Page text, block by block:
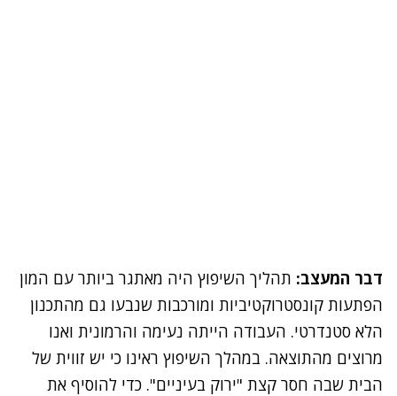
דבר המעצב: תהליך השיפוץ היה מאתגר ביותר עם המון
הפתעות קונסטרוקטיביות ומורכבות שנבעו גם מהתכנון
הלא סטנדרטי. העבודה הייתה נעימה והרמונית ואנו
מרוצים מהתוצאה. במהלך השיפוץ ראינו כי יש זווית של
הבית שבה חסר קצת "ירוק בעיניים". כדי להוסיף את